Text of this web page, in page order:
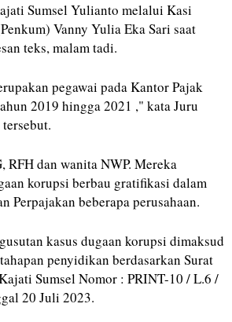
Sumsel Yulianto melalui Kasi
Vanny Yulia Eka Sari saat
teks, malam tadi.
pegawai pada Kantor Pajak
2019 hingga 2021 ," kata Juru
RFH dan wanita NWP. Mereka
korupsi berbau gratifikasi dalam
Perpajakan beberapa perusahaan.
kasus dugaan korupsi dimaksud
penyidikan berdasarkan Surat
Sumsel Nomor : PRINT-10 / L.6 /
20 Juli 2023.